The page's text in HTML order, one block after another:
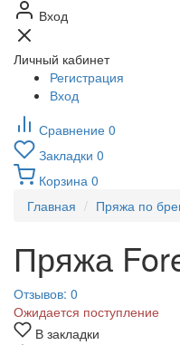
Вход
Личный кабинет
Регистрация
Вход
Сравнение 0
Закладки 0
Корзина 0
Главная
Пряжа по
Пряжа
Отзывов: 0
Ожидается поступление
В закладки